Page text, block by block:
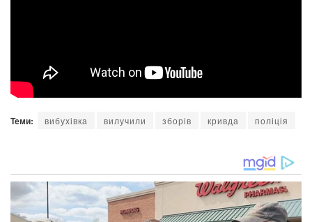
Теми: вибухівка вилучили зборів кривда поліція